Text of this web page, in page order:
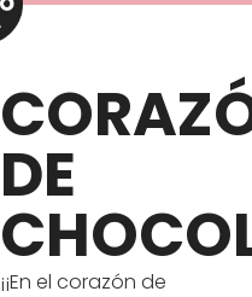
DE
¡¡En el corazón de